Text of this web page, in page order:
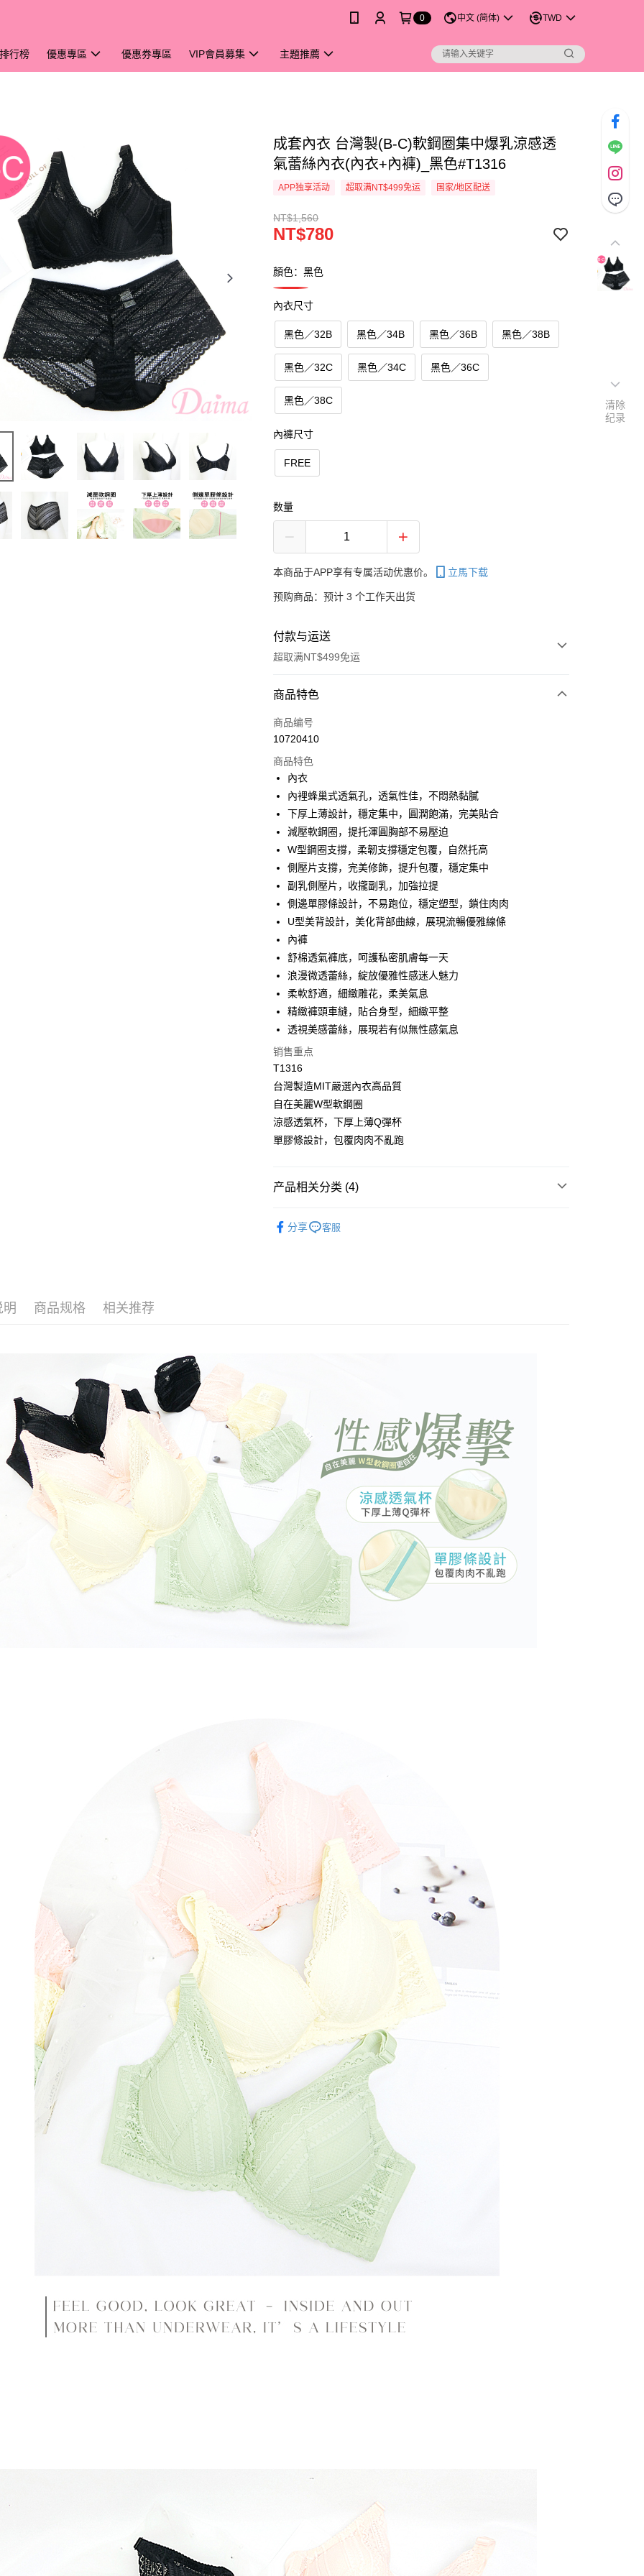
0 中文 (简体) TWD
行榜 優惠專區 優惠券專區 VIP會員募集 主題推薦
成套內衣 台灣製(B-C)軟鋼圈集中爆乳涼感透
氣蕾絲內衣(內衣+內褲)_黑色#T1316
APP独享活动 超取满NT$499免运 国家/地区配送
NT$1,560
NT$780
顏色：黑色
內衣尺寸
黑色／32B 黑色／34B 黑色／36B 黑色／38B
黑色／32C 黑色／34C 黑色／36C
黑色／38C
內褲尺寸
FREE
数量
本商品于APP享有专属活动优惠价。 立馬下载
预购商品：预计 3 个工作天出货
付款与运送
超取满NT$499免运
付款方式
信用卡一次付款
LINE Pay
Apple Pay
街口支付
悠遊付
Plus PAY
大哥付你分期
相关说明
【大哥付你分期使用说明】
1. 本服务由台湾大哥大提供，电信用户可立即使用无须另外申请。（限个
人月租型门号，不开放公司户及预付卡使用）
2. 付款方式选择 “大哥付你分期”，订单成立后会自动跳转到大哥付的交易
流程，验证手机门号后，选择欲分期的期数、缴款截止日，确认付款后即
3. 实际核准额度、可分期数及费用金额请依后续交易确认页面所载为准。
4. 订单成立30分钟内，如未前往确认交易或遇审核未通过，订单将自动取
容。
【缴款方式说明】
1. 分期款项不并入电信账单，“大哥付你分期”于每月结算日后寄送缴费提醒
短信。
2. 通过短信链接打开账单后，可选择 “超商条码／台湾大直营门市／银行转
账／街口支付／iPASS MONEY”等通路缴费。
【注意事项】
本公司后，依约使用本公司账单缴交账款。
2. 基于同意付款使用 “大哥付你分期”之契约关系目的，商店将以您的个人
用，由台湾大哥大与本人进行分期账单所需资料之确认、核对及更正。
3. 完整用户服务条款，请详阅以下链接：
AFTEE先享后付
相关说明
一、關於 AFTEE先享後付
1. 於付款方式選擇AFTEE先享後付，將跳出AFTEE先享後付手機驗證視
窗。
2. 進行簡訊驗證之後，即可完成結帳手續。
3. 訂單確認後不需事先繳費，商品會配送至您的指定地址。
AFTEE APP推播通知。
5. 收到商品當下無需繳費，確認無誤後，請再利用繳費通知簡訊或AFTEE
APP於四大便利商店‧ATM/網銀等方式進行付款。
請留意繳費期限為 14 天。唯有下載 AFTEE App 成為 AFTEE 會員者方能
享有最長 45 天內付款之服務。
繳費期限，為商家向您請款的時間，再加上使用AFTEE可延長的天數所計
收到商品與否，仍需要請您在AFTEE規定的時間內完成繳費。
1. 初次使用 AFTEE 時，將依認證結果及本公司審查結果，核予每個人不同
若款項超過繳費期限，將根據當次的金額加收年利率 16% 的逾期滯納金。
未成年的使用者，請事先徵得法定代理人或監護人之同意方可使用
AFTEE。
若您對於個人資料之處理、利用有任何疑問，或欲行使相關法律權利，請
聯繫恩沛科技股份有限公司。若您不同意我們將上開所示之個人資料，連
同必要之購買訂單資訊提供予 AFTEE ，或讓 AFTEE 蒐集處理利用您的個
人資料，請勿選用本服務。
Hami Point
相关说明
信会员账号后，即可在购物车使用 Hami Point 折抵消费金额（1点等于1
元）。
ATM付款
货到付款
运送方式
每笔NT$80，满NT$499(含以上)免运费
萊爾富取貨付款
7-11取貨(快速到店)
每笔NT$90
宅配/離島不配送
每笔NT$80，满NT$890(含以上)免运费
黑貓貨到付款
每笔NT$120
國家/地區配送
商品特色
商品编号
10720410
商品特色
內衣
內裡蜂巢式透氣孔，透氣性佳，不悶熱黏膩
下厚上薄設計，穩定集中，圓潤飽滿，完美貼合
減壓軟鋼圈，提托渾圓胸部不易壓迫
W型鋼圈支撐，柔韌支撐穩定包覆，自然托高
側壓片支撐，完美修飾，提升包覆，穩定集中
副乳側壓片，收攏副乳，加強拉提
側邊單膠條設計，不易跑位，穩定塑型，鎖住肉肉
U型美背設計，美化背部曲線，展現流暢優雅線條
內褲
舒棉透氣褲底，呵護私密肌膚每一天
浪漫微透蕾絲，綻放優雅性感迷人魅力
柔軟舒適，細緻雕花，柔美氣息
精緻褲頭車縫，貼合身型，細緻平整
透視美感蕾絲，展現若有似無性感氣息
销售重点
T1316
台灣製造MIT嚴選內衣高品質
自在美麗W型軟鋼圈
涼感透氣杯，下厚上薄Q彈杯
單膠條設計，包覆肉肉不亂跑
产品相关分类 (4)
分享 客服
明 商品规格 相关推荐
清除
纪录